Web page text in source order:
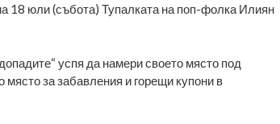
18 юли (събота) Тупалката на поп-фолка Илиян
успя да намери своето място под
място за забавления и горещи купони в